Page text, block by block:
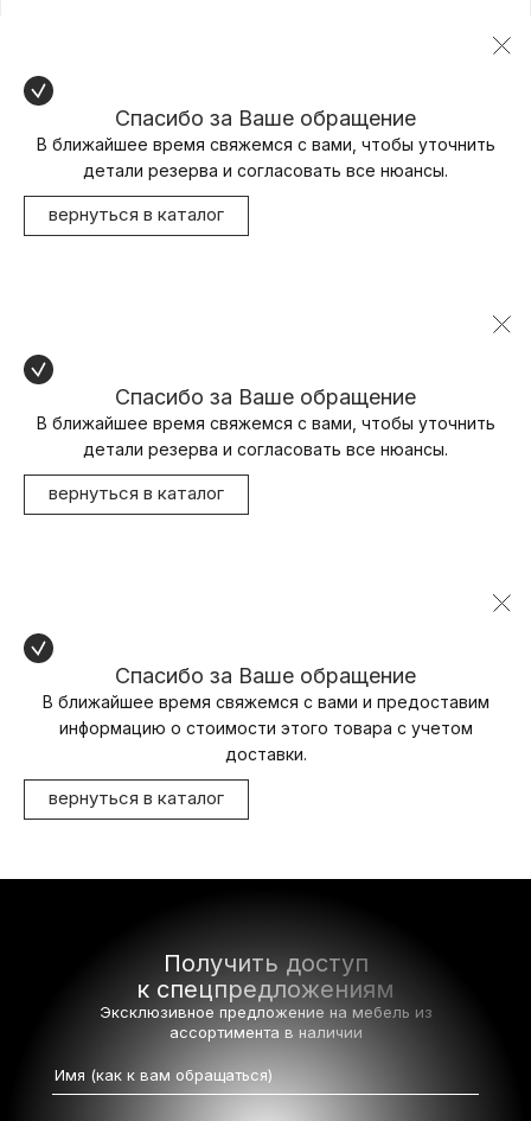
Спасибо за Ваше обращение
В ближайшее время свяжемся с вами, чтобы уточнить
детали резерва и согласовать все нюансы.
вернуться в каталог
Спасибо за Ваше обращение
В ближайшее время свяжемся с вами, чтобы уточнить
детали резерва и согласовать все нюансы.
вернуться в каталог
Спасибо за Ваше обращение
В ближайшее время свяжемся с вами и предоставим
информацию о стоимости этого товара с учетом
доставки.
вернуться в каталог
Получить доступ
к спецпредложениям
Эксклюзивное предложение на мебель из
ассортимента в наличии